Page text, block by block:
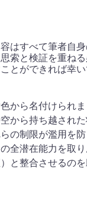
はすべて筆者自
索と検証を重ね
とができれば幸
から名付けられ
から持ち越され
の制限が濫用を
全潜在能力を取
整合させるの